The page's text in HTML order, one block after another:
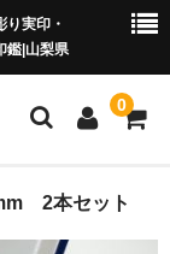
実印・
鑑|山梨県
0
2本セット